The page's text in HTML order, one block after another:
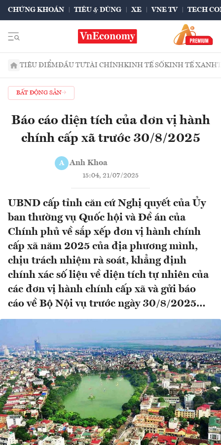
CHỨNG KHOÁN TIÊU & DÙNG XE VNE TV TECH
TIÊU ĐIỂMĐẦU TƯTÀI CHÍNHKINH TẾ SỐKINH TẾ XANH
BẤT ĐỘNG SẢN
Báo cáo diện tích của đơn vị hành
chính cấp xã trước 30/8/2025
A Anh Khoa
15:04, 21/07/2025
UBND cấp tỉnh căn cứ Nghị quyết của Ủy
ban thường vụ Quốc hội và Đề án của
Chính phủ về sắp xếp đơn vị hành chính
cấp xã năm 2025 của địa phương mình,
chịu trách nhiệm rà soát, khẳng định
chính xác số liệu về diện tích tự nhiên của
các đơn vị hành chính cấp xã và gửi báo
cáo về Bộ Nội vụ trước ngày 30/8/2025…